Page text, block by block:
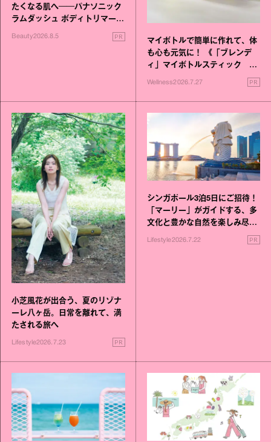
たくなる肌へ──パナソニック
ラムダッシュ ボディトリマーが
進化！
Beauty2026.8.5 PR
マイボトルで簡単に作れて、体
も心も元気に！ 《「ブレンデ
ィ」マイボトルスティック い
いこと毎日》シリーズが誕生
Wellness2026.7.27 PR
小芝風花が出合う、夏のリゾナ
ーレ八ヶ岳。日常を離れて、満
たされる旅へ
Lifestyle2026.7.23 PR
シンガポール3泊5日にご招待！
「マーリー」がガイドする、多
文化と豊かな自然を楽しみ尽く
Lifestyle2026.7.22 PR